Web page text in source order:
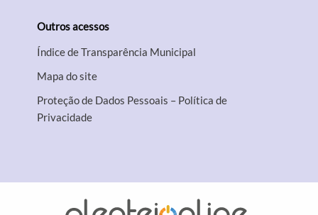
Outros acessos
Índice de Transparência Municipal
Mapa do site
Proteção de Dados Pessoais – Política de
Privacidade